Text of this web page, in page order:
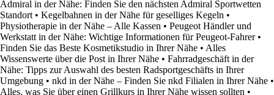
Admiral in der Nähe: Finden Sie den nächsten Admiral Sportwetten
Standort • Kegelbahnen in der Nähe für geselliges Kegeln •
Physiotherapie in der Nähe – Alle Kassen • Peugeot Händler und
Werkstatt in der Nähe: Wichtige Informationen für Peugeot-Fahrer•
Finden Sie das Beste Kosmetikstudio in Ihrer Nähe • Alles
Wissenswerte über die Post in Ihrer Nähe • Fahrradgeschäft in der
Nähe: Tipps zur Auswahl des besten Radsportgeschäfts in Ihrer
Umgebung • nkd in der Nähe – Finden Sie nkd Filialen in Ihrer Nähe •
Alles, was Sie über einen Grillkurs in Ihrer Nähe wissen sollten •